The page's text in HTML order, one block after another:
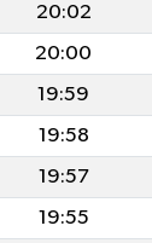
20:02
20:00
19:59
19:58
19:57
19:55